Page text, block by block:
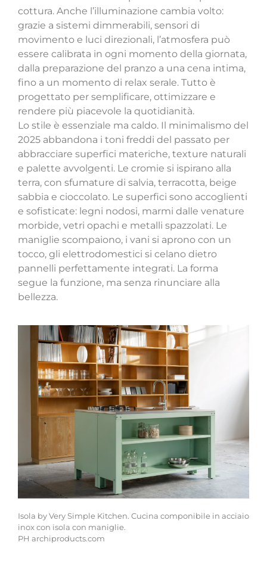
cottura. Anche l’illuminazione cambia volto:
grazie a sistemi dimmerabili, sensori di
movimento e luci direzionali, l’atmosfera può
essere calibrata in ogni momento della giornata,
dalla preparazione del pranzo a una cena intima,
fino a un momento di relax serale. Tutto è
progettato per semplificare, ottimizzare e
rendere più piacevole la quotidianità.
Lo stile è essenziale ma caldo. Il minimalismo del
2025 abbandona i toni freddi del passato per
abbracciare superfici materiche, texture naturali
e palette avvolgenti. Le cromie si ispirano alla
terra, con sfumature di salvia, terracotta, beige
sabbia e cioccolato. Le superfici sono accoglienti
e sofisticate: legni nodosi, marmi dalle venature
morbide, vetri opachi e metalli spazzolati. Le
maniglie scompaiono, i vani si aprono con un
tocco, gli elettrodomestici si celano dietro
pannelli perfettamente integrati. La forma
segue la funzione, ma senza rinunciare alla
bellezza.
Isola by Very Simple Kitchen. Cucina componibile in acciaio
inox con isola con maniglie.
PH archiproducts.com